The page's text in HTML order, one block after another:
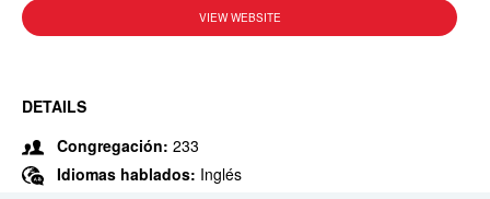
VIEW WEBSITE
DETAILS
Congregación: 233
Idiomas hablados: Inglés